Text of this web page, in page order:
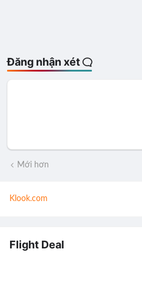
Đăng nhận xét
Mới hơn
Klook.com
Flight Deal